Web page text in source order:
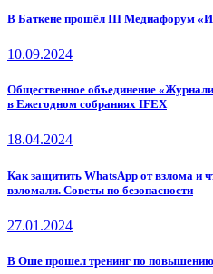
В Баткене прошёл III Медиафорум
10.09.2024
Общественное объединение
в Ежегодном собраниях IFEX
18.04.2024
Как защитить WhatsApp от взлома и
взломали. Советы по безопасности
27.01.2024
В Оше прошел тренинг по